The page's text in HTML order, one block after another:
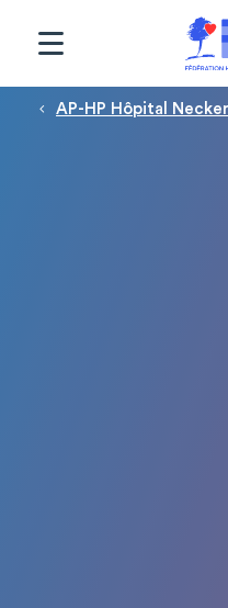
Fil d'Ariane
AP-HP Hôpital
Panneau de gestion des